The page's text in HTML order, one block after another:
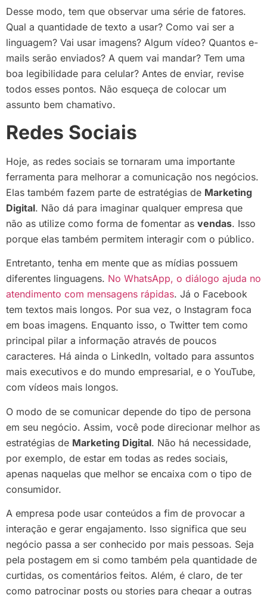
Desse modo, tem que observar uma série de fatores.
Qual a quantidade de texto a usar? Como vai ser a
linguagem? Vai usar imagens? Algum vídeo? Quantos e-
mails serão enviados? A quem vai mandar? Tem uma
boa legibilidade para celular? Antes de enviar, revise
todos esses pontos. Não esqueça de colocar um
assunto bem chamativo.
Redes Sociais
Hoje, as redes sociais se tornaram uma importante
ferramenta para melhorar a comunicação nos negócios.
Elas também fazem parte de estratégias de Marketing
Digital. Não dá para imaginar qualquer empresa que
não as utilize como forma de fomentar as vendas. Isso
porque elas também permitem interagir com o público.
Entretanto, tenha em mente que as mídias possuem
diferentes linguagens. No WhatsApp, o diálogo ajuda no
atendimento com mensagens rápidas. Já o Facebook
tem textos mais longos. Por sua vez, o Instagram foca
em boas imagens. Enquanto isso, o Twitter tem como
principal pilar a informação através de poucos
caracteres. Há ainda o LinkedIn, voltado para assuntos
mais executivos e do mundo empresarial, e o YouTube,
com vídeos mais longos.
O modo de se comunicar depende do tipo de persona
em seu negócio. Assim, você pode direcionar melhor as
estratégias de Marketing Digital. Não há necessidade,
por exemplo, de estar em todas as redes sociais,
apenas naquelas que melhor se encaixa com o tipo de
consumidor.
A empresa pode usar conteúdos a fim de provocar a
interação e gerar engajamento. Isso significa que seu
negócio passa a ser conhecido por mais pessoas. Seja
pela postagem em si como também pela quantidade de
curtidas, os comentários feitos. Além, é claro, de ter
como patrocinar posts ou stories para chegar a outras